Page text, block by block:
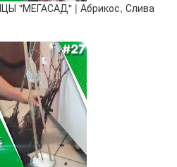
"МЕГАСАД" | Абрикос, Слива